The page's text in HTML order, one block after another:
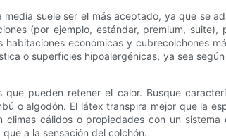
suele ser el más aceptado, ya que se
(por ejemplo, estándar, premium,
económicas y cubrecolchones
o superficies hipoalergénicas, ya sea
pueden retener el calor. Busque
o algodón. El látex transpira mejor que la
cálidos o propiedades con un sistema
a la sensación del colchón.